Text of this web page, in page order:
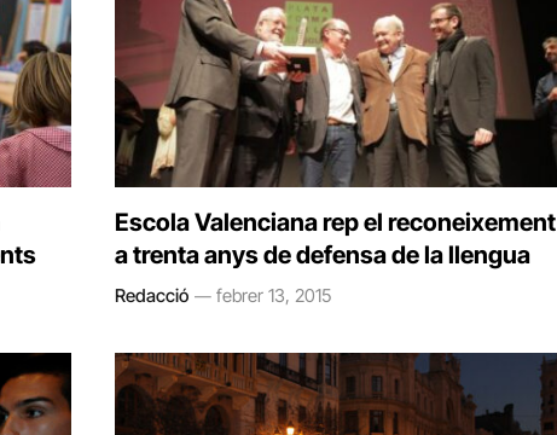
Escola Valenciana rep el reconeixement
a trenta anys de defensa de la llengua
Redacció febrer 13, 2015